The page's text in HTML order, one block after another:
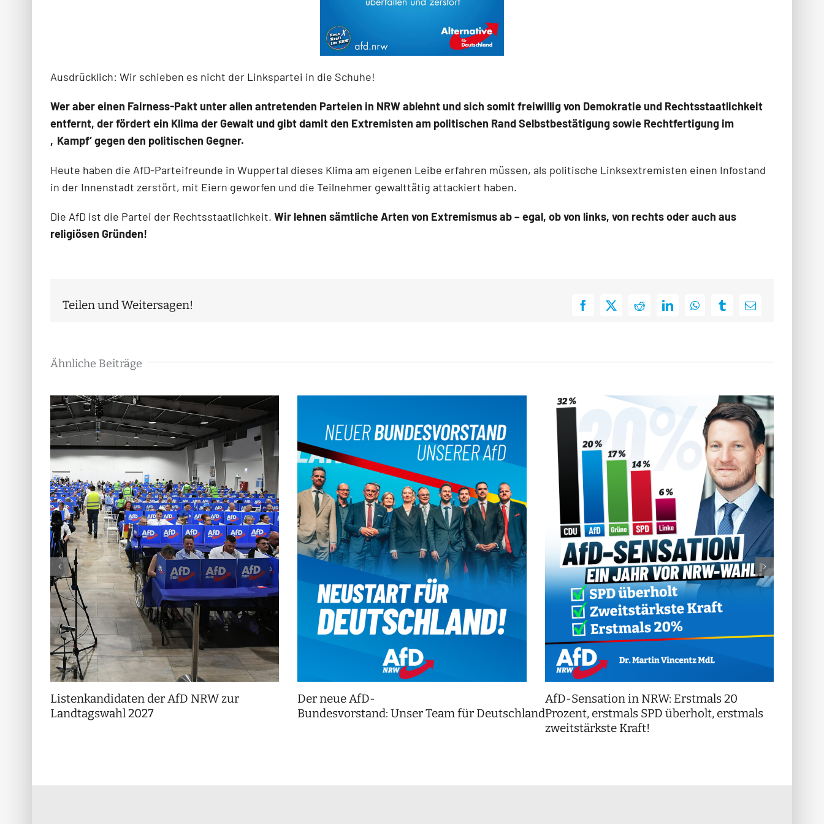
Ausdrücklich: Wir schieben es nicht der Linkspartei in die Schuhe!
Wer aber einen Fairness-Pakt unter allen antretenden Parteien in NRW ablehnt und sich somit freiwillig von Demokratie und Rechtsstaatlichkeit
entfernt, der fördert ein Klima der Gewalt und gibt damit den Extremisten am politischen Rand Selbstbestätigung sowie Rechtfertigung im
‚Kampf‘ gegen den politischen Gegner.
Heute haben die AfD-Parteifreunde in Wuppertal dieses Klima am eigenen Leibe erfahren müssen, als politische Linksextremisten einen Infostand
in der Innenstadt zerstört, mit Eiern geworfen und die Teilnehmer gewalttätig attackiert haben.
Die AfD ist die Partei der Rechtsstaatlichkeit. Wir lehnen sämtliche Arten von Extremismus ab – egal, ob von links, von rechts oder auch aus
religiösen Gründen!
Teilen und Weitersagen! Facebook
X RedditLinkedInWhatsAppTumblrE-
Ähnliche Beiträge
Listenkandidaten der AfD NRW zur
Landtagswahl 2027
Der neue AfD-
Bundesvorstand: Unser Team für Deutschland!
AfD-Sensation in NRW: Erstmals 20
Prozent, erstmals SPD überholt, erstmals
zweitstärkste Kraft!